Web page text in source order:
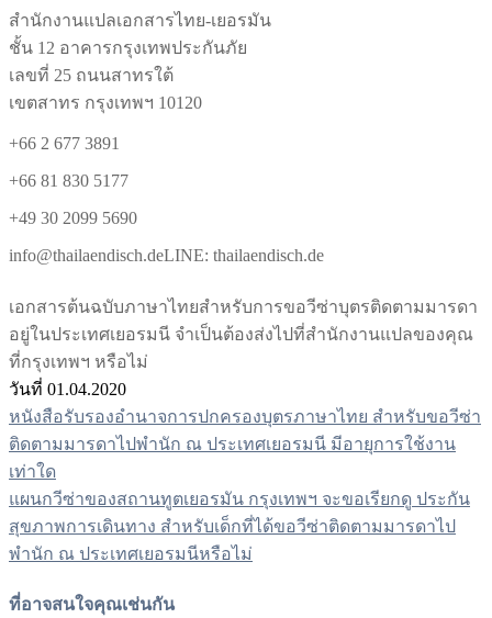
สำนักงานแปลเอกสารไทย-เยอรมัน
ชั้น 12 อาคารกรุงเทพประกันภัย
เลขที่ 25 ถนนสาทรใต้
เขตสาทร กรุงเทพฯ 10120
+66 2 677 3891
+66 81 830 5177
+49 30 2099 5690
info@thailaendisch.deLINE: thailaendisch.de
เอกสารต้นฉบับภาษาไทยสำหรับการขอวีซ่าบุตรติดตามมารดา
อยู่ในประเทศเยอรมนี จำเป็นต้องส่งไปที่สำนักงานแปลของคุณ
ที่กรุงเทพฯ หรือไม่
วันที่ 01.04.2020
แนะแนว
เรื่อง
หนังสือรับรองอำนาจการปกครองบุตรภาษาไทย สำหรับขอวีซ่า
ติดตามมารดาไปพำนัก ณ ประเทศเยอรมนี มีอายุการใช้งาน
เท่าใด
แผนกวีซ่าของสถานทูตเยอรมัน กรุงเทพฯ จะขอเรียกดู ประกัน
สุขภาพการเดินทาง สำหรับเด็กที่ได้ขอวีซ่าติดตามมารดาไป
พำนัก ณ ประเทศเยอรมนีหรือไม่
ที่อาจสนใจคุณเช่นกัน